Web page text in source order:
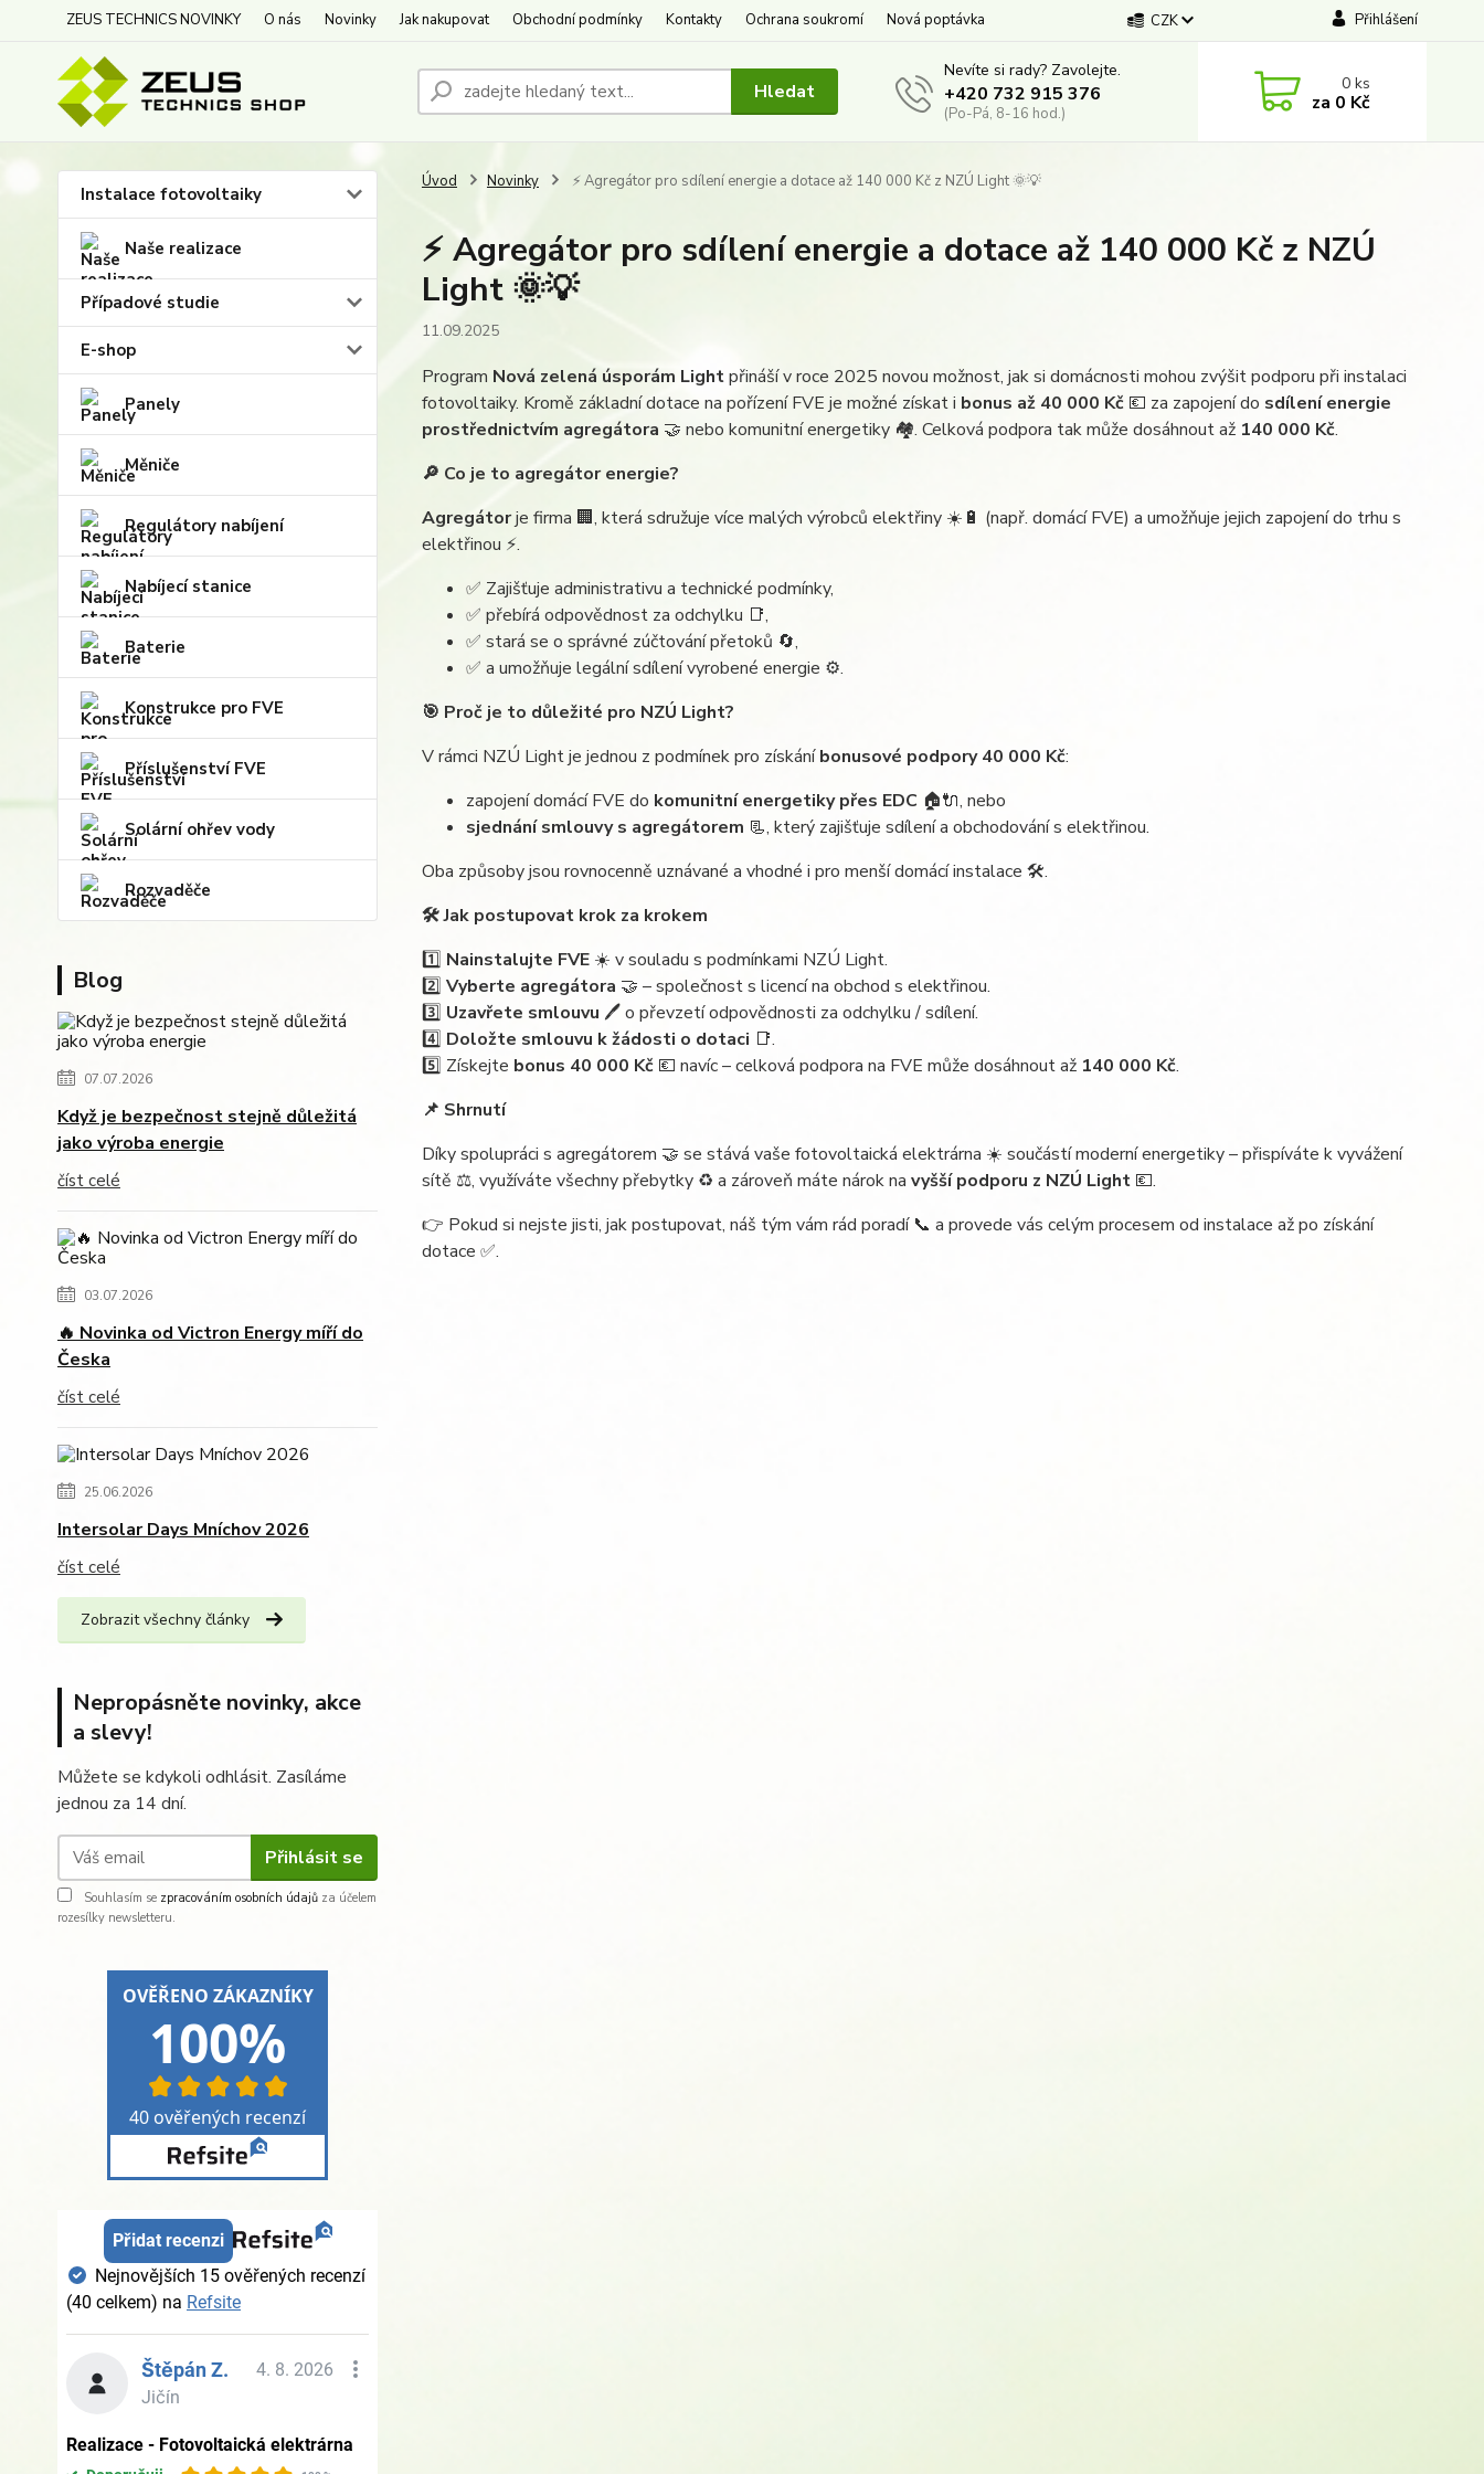
ZEUS TECHNICS NOVINKY O nás Novinky Jak nakupovat Obchodní podmínky Kontakty Ochrana soukromí Nová poptávka CZK Přihlášení
Hledat
Nevíte si rady? Zavolejte.
+420 732 915 376
(Po-Pá, 8-16 hod.)
0ks
za 0 Kč
Instalace fotovoltaiky
Naše realizace
Případové studie
E-shop
Panely
Měniče
Regulátory nabíjení
Nabíjecí stanice
Baterie
Konstrukce pro FVE
Příslušenství FVE
Solární ohřev vody
Rozvaděče
Blog
07.07.2026
Když je bezpečnost stejně důležitá
jako výroba energie
číst celé
03.07.2026
🔥 Novinka od Victron Energy míří do
Česka
číst celé
25.06.2026
Intersolar Days Mníchov 2026
číst celé
Zobrazit všechny články
Nepropásněte novinky, akce
a slevy!
Můžete se kdykoli odhlásit. Zasíláme
jednou za 14 dní.
Přihlásit se
Souhlasím se zpracováním osobních údajů za účelem
rozesílky newsletteru.
Úvod Novinky ⚡ Agregátor pro sdílení energie a dotace až 140 000 Kč z NZÚ Light 🌞💡
⚡ Agregátor pro sdílení energie a dotace až 140 000 Kč z NZÚ
Light 🌞💡
11.09.2025
Program Nová zelená úsporám Lightpřináší v roce 2025 novou možnost, jak si domácnosti mohou zvýšit podporu při instalaci
fotovoltaiky. Kromě základní dotace na pořízení FVE je možné získat i bonus až 40 000 Kč💶 za zapojení do sdílení energie
prostřednictvím agregátora 🤝 nebo komunitní energetiky 🏘. Celková podpora tak může dosáhnout až 140 000 Kč.
🔎 Co je to agregátor energie?
Agregátorje firma 🏢, která sdružuje více malých výrobců elektřiny ☀️🔋 (např. domácí FVE) a umožňuje jejich zapojení do trhu s
elektřinou ⚡.
✅ Zajišťuje administrativu a technické podmínky,
✅ přebírá odpovědnost za odchylku 📑,
✅ stará se o správné zúčtování přetoků 🔄,
✅ a umožňuje legální sdílení vyrobené energie ⚙️.
🎯 Proč je to důležité pro NZÚ Light?
V rámci NZÚ Light je jednou z podmínek pro získáníbonusové podpory 40 000 Kč:
zapojení domácí FVE do komunitní energetiky přes EDC 🏠🔌, nebo
sjednání smlouvy s agregátorem 📃, který zajišťuje sdílení a obchodování s elektřinou.
Oba způsoby jsou rovnocenně uznávané a vhodné i pro menší domácí instalace 🛠.
🛠 Jak postupovat krok za krokem
1️⃣ Nainstalujte FVE☀️ v souladu s podmínkami NZÚ Light.
2️⃣ Vyberte agregátora 🤝 – společnost s licencí na obchod s elektřinou.
3️⃣ Uzavřete smlouvu 🖊 o převzetí odpovědnosti za odchylku / sdílení.
4️⃣ Doložte smlouvu k žádosti o dotaci 📑.
5️⃣ Získejte bonus 40 000 Kč💶 navíc – celková podpora na FVE může dosáhnout až 140 000 Kč.
📌 Shrnutí
Díky spolupráci s agregátorem 🤝 se stává vaše fotovoltaická elektrárna ☀️ součástí moderní energetiky – přispíváte k vyvážení
sítě ⚖️, využíváte všechny přebytky ♻️ a zároveň máte nárok na vyšší podporu z NZÚ Light💶.
👉 Pokud si nejste jisti, jak postupovat, náš tým vám rád poradí 📞 a provede vás celým procesem od instalace až po získání
dotace ✅.